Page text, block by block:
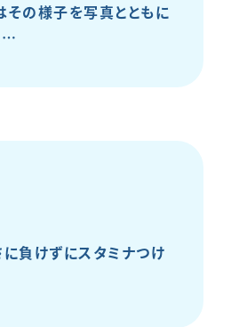
その様子を写真とともに
…
負けずにスタミナつけ